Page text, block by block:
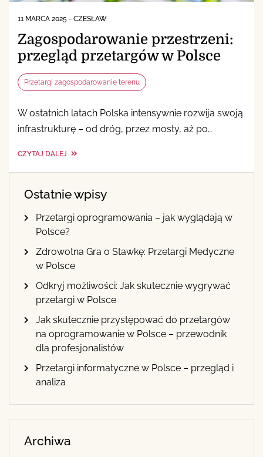
11 MARCA 2025 - CZESŁAW
Zagospodarowanie przestrzeni:
przegląd przetargów w Polsce
Przetargi zagospodarowanie terenu
W ostatnich latach Polska intensywnie rozwija swoją
infrastrukturę – od dróg, przez mosty, aż po…
CZYTAJ DALEJ
Ostatnie wpisy
Przetargi oprogramowania – jak wyglądają w
Polsce?
Zdrowotna Gra o Stawkę: Przetargi Medyczne
w Polsce
Odkryj możliwości: Jak skutecznie wygrywać
przetargi w Polsce
Jak skutecznie przystępować do przetargów
na oprogramowanie w Polsce – przewodnik
dla profesjonalistów
Przetargi informatyczne w Polsce – przegląd i
analiza
Archiwa